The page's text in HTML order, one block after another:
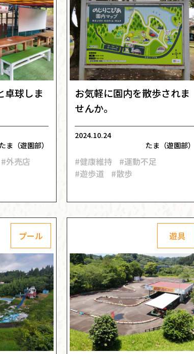
卓球しま
たま（遊園部）
#外売店
お気軽に園内を散歩されま
せんか。
2024.10.24
たま（遊園部）
#健康維持
#運動不足
#遊歩道
#散歩
プール 遊具